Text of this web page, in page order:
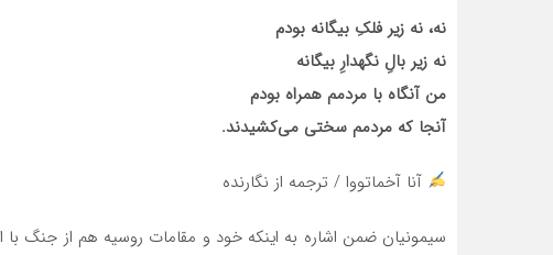
نه، نه زیر فلکِ بیگانه بودم
نه زیر بالِ نگهدارِ بیگانه
من آنگاه با مردمم همراه بودم
آنجا که مردمم سختی می‌کشیدند.
آنا آخماتووا / ترجمه از نگارنده
سیمونیان ضمن اشاره به اینکه خود و مقامات روسیه هم از جنگ با